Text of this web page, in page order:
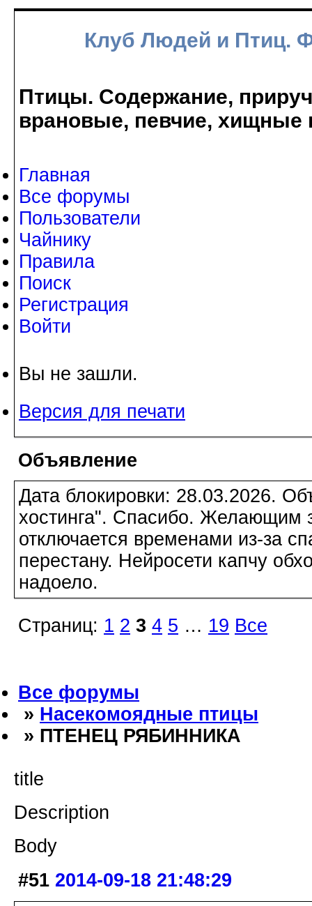
Клуб Людей и Птиц.
Птицы. Содержание,
врановые, певчие, хищные
Главная
Все форумы
Пользователи
Чайнику
Правила
Поиск
Регистрация
Войти
Вы не зашли.
Версия для печати
Объявление
Дата блокировки: 28.03.2026.
хостинга". Спасибо. Желающим
отключается временами из-за
перестану. Нейросети капчу
надоело.
Страниц: 1 2 3 4 5 … 19 Все
Все форумы
» Насекомоядные птицы
» ПТЕНЕЦ РЯБИННИКА
title
Description
Body
#51 2014-09-18 21:48:29